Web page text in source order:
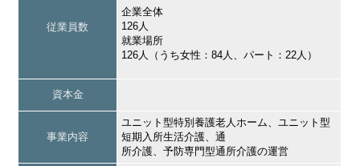
従業員数
企業全体
126人
就業場所
126人（うち女性：84人、パート：22人）
資本金
事業内容
ユニット型特別養護老人ホーム、ユニット型
短期入所生活介護、通
所介護、予防専門型通所介護の運営